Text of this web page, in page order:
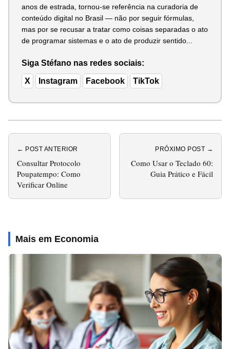
anos de estrada, tornou-se referência na curadoria de
conteúdo digital no Brasil — não por seguir fórmulas,
mas por se recusar a tratar como coisas separadas o ato
de programar sistemas e o ato de produzir sentido...
Siga Stéfano nas redes sociais:
X Instagram Facebook TikTok
← POST ANTERIOR
Consultar Protocolo
Poupatempo: Como
Verificar Online
PRÓXIMO POST →
Como Usar o Teclado 60:
Guia Prático e Fácil
Mais em Economia